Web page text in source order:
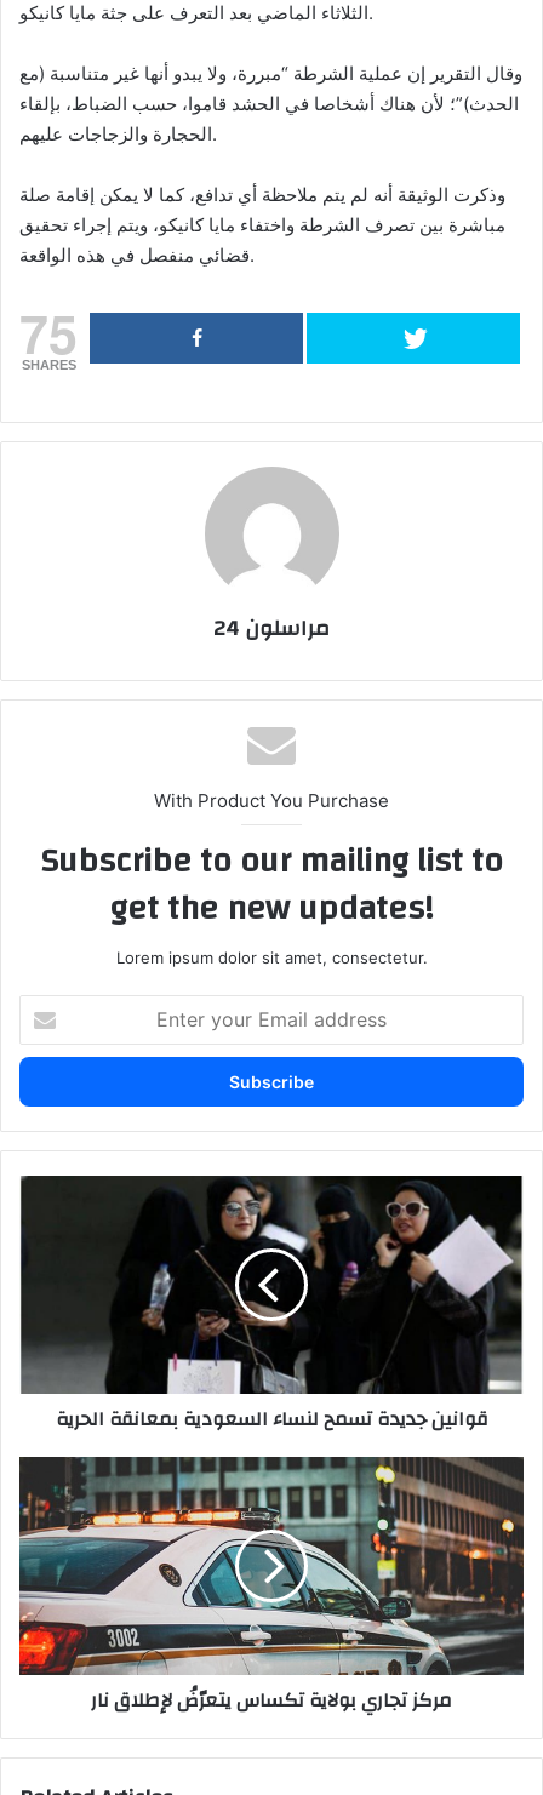
الثلاثاء الماضي بعد التعرف على جثة مايا كانيكو.
وقال التقرير إن عملية الشرطة “مبررة، ولا يبدو أنها غير متناسبة (مع
الحدث)”؛ لأن هناك أشخاصا في الحشد قاموا، حسب الضباط، بإلقاء
الحجارة والزجاجات عليهم.
وذكرت الوثيقة أنه لم يتم ملاحظة أي تدافع، كما لا يمكن إقامة صلة
مباشرة بين تصرف الشرطة واختفاء مايا كانيكو، ويتم إجراء تحقيق
قضائي منفصل في هذه الواقعة.
75
SHARES
مراسلون 24
With Product You Purchase
Subscribe to our mailing list to
get the new updates!
Lorem ipsum dolor sit amet, consectetur.
your
Email
قوانين
قوانين جديدة تسمح لنساء السعودية بمعانقة الحرية
تجاري
بولاية
تكساس
يتعرّضُ
لإطلاق
نار
مركز تجاري بولاية تكساس يتعرّضُ لإطلاق نار